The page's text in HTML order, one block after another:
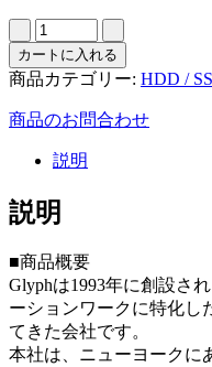
カートに入れる
商品カテゴリー: HDD /
商品のお問合わせ
説明
説明
■商品概要
Glyphは1993年に創設さ
ーションワークに特化し
てきた会社です。
本社は、ニューヨークに